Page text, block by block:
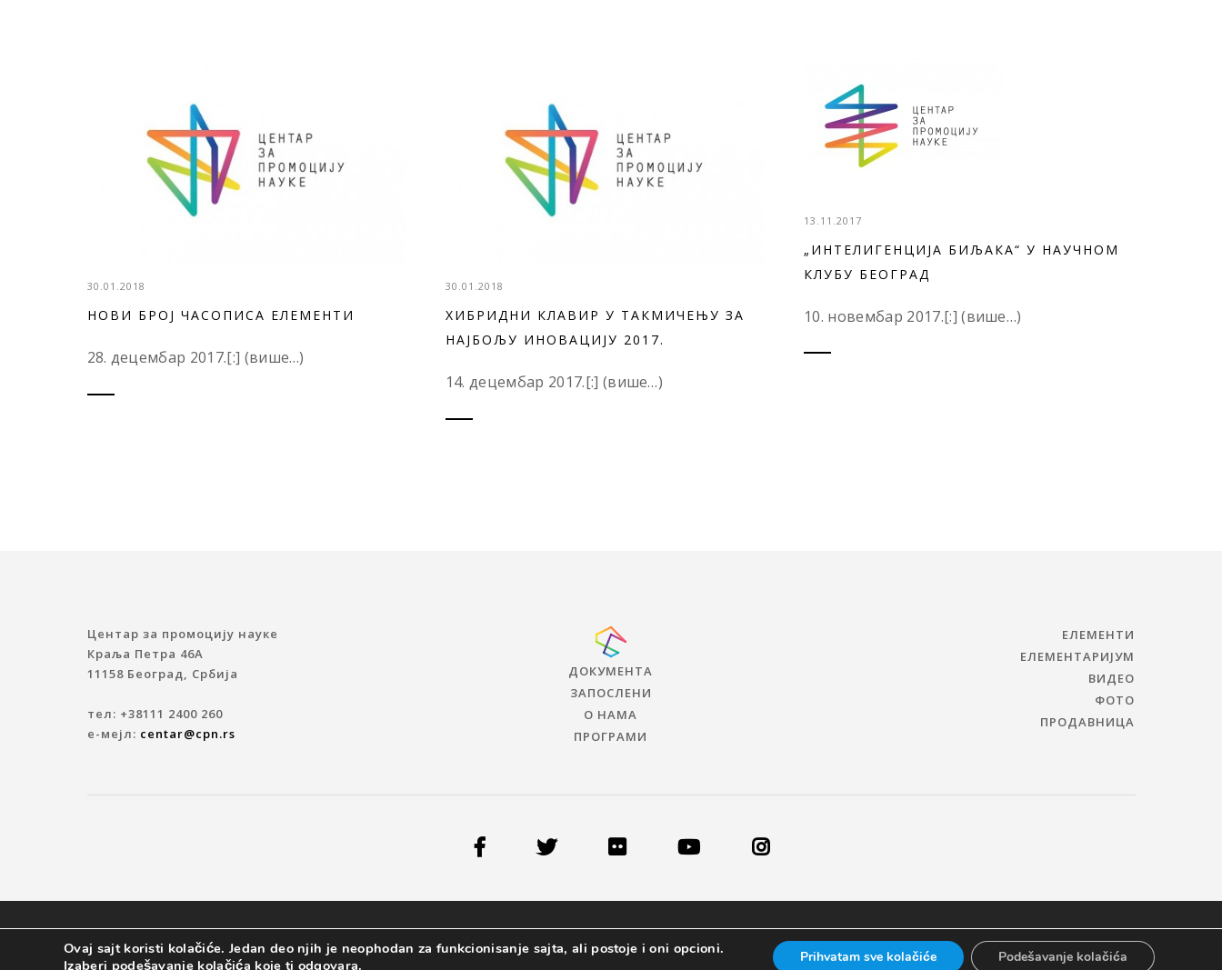
30.01.2018
НОВИ БРОЈ ЧАСОПИСА ЕЛЕМЕНТИ
28. децембар 2017.[:] (више…)
30.01.2018
ХИБРИДНИ КЛАВИР У ТАКМИЧЕЊУ ЗА
НАЈБОЉУ ИНОВАЦИЈУ 2017.
14. децембар 2017.[:] (више…)
13.11.2017
„ИНТЕЛИГЕНЦИЈА БИЉАКА“ У НАУЧНОМ
КЛУБУ БЕОГРАД
10. новембар 2017.[:] (више…)
Центар за промоцију науке
Краља Петра 46A
11158 Београд, Србија
тел: +38111 2400 260
е-мејл: centar@cpn.rs
ДОКУМЕНТА
ЗАПОСЛЕНИ
О НАМА
ПРОГРАМИ
ЕЛЕМЕНТИ
ЕЛЕМЕНТАРИЈУМ
ВИДЕО
ФОТО
ПРОДАВНИЦА
© 2019 ЦЕНТАР ЗА ПРОМОЦИЈУ НАУКЕ
Ovaj sajt koristi kolačiće. Jedan deo njih je neophodan za funkcionisanje sajta, ali postoje i oni opcioni.
Izaberi podešavanje kolačića koje ti odgovara.
Prihvatam sve kolačiće Podešavanje kolačića